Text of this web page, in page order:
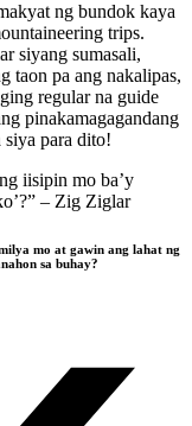
ng bundok kaya
trips.
siyang sumasali,
taon pa ang nakalipas,
regular na guide
pinakamagagandang
para dito!
iisipin mo ba’y
– Zig Ziglar
mo at gawin ang lahat ng
sa buhay?